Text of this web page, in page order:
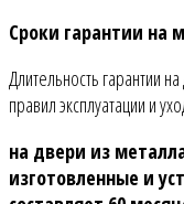
Сроки гарантии на
Длительность гарантии
правил эксплуатации и
на двери из
изготовленные и